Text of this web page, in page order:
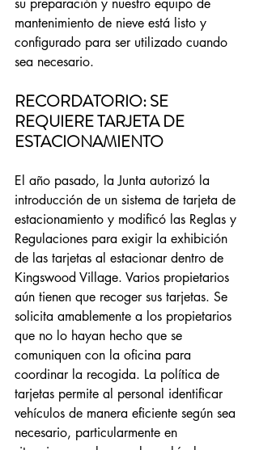
su preparación y nuestro equipo de
mantenimiento de nieve está listo y
configurado para ser utilizado cuando
sea necesario.
RECORDATORIO: SE
REQUIERE TARJETA DE
ESTACIONAMIENTO
El año pasado, la Junta autorizó la
introducción de un sistema de tarjeta de
estacionamiento y modificó las Reglas y
Regulaciones para exigir la exhibición
de las tarjetas al estacionar dentro de
Kingswood Village. Varios propietarios
aún tienen que recoger sus tarjetas. Se
solicita amablemente a los propietarios
que no lo hayan hecho que se
comuniquen con la oficina para
coordinar la recogida. La política de
tarjetas permite al personal identificar
vehículos de manera eficiente según sea
necesario, particularmente en